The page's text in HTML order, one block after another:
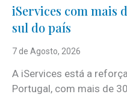
iServices com mais
sul do país
7 de Agosto, 2026
A iServices está a
Portugal, com mais de